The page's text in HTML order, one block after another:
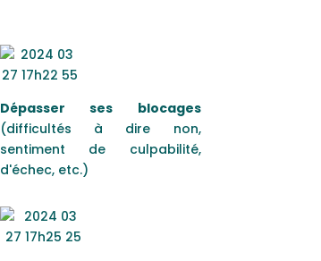
Dépasser ses blocages
(difficultés à dire non,
sentiment de culpabilité,
d'échec, etc.)